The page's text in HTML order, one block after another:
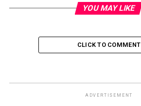
YOU MAY LIKE
CLICK TO COMMENT
ADVERTISEMENT